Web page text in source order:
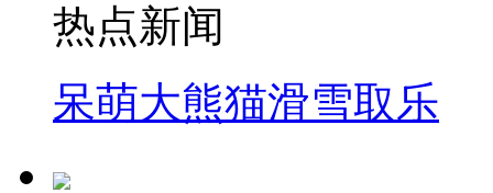
热点新闻
呆萌大熊猫滑雪取乐